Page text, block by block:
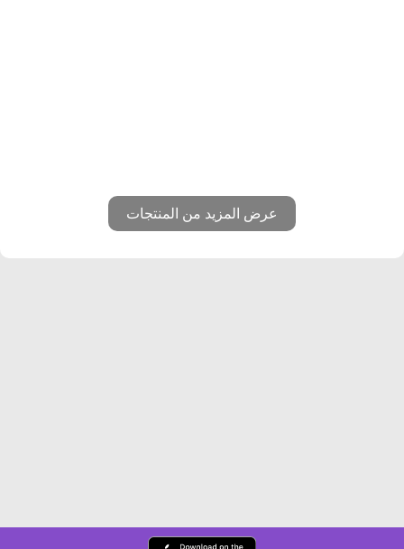
عرض المزيد من المنتجات